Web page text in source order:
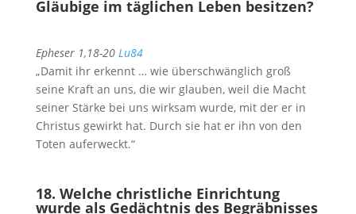
Gläubige im täglichen Leben besitzen?
Epheser 1,18-20 Lu84
„Damit ihr erkennt … wie überschwänglich groß
seine Kraft an uns, die wir glauben, weil die Macht
seiner Stärke bei uns wirksam wurde, mit der er in
Christus gewirkt hat. Durch sie hat er ihn von den
Toten auferweckt.“
18. Welche christliche Einrichtung
wurde als Gedächtnis des Begräbnisses